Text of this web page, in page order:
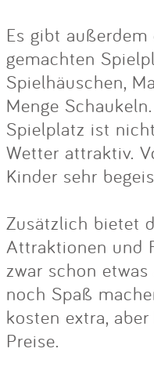
Es gibt
gemachten
Spielhäuschen,
Menge
Spielplatz ist
Wetter attraktiv.
Kinder sehr
Zusätzlich bietet
Attraktionen und
zwar schon
noch Spaß
kosten extra,
Preise.